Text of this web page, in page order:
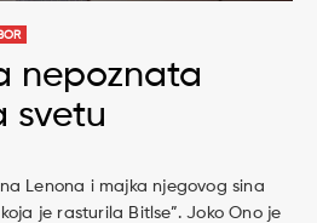
nepoznata
svetu
Lenona i majka njegovog sina
je rasturila Bitlse”. Joko Ono je